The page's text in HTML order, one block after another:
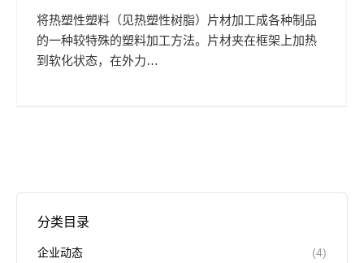
将热塑性塑料（见热塑性树脂）片材加工成各种制品
的一种较特殊的塑料加工方法。片材夹在框架上加热
到软化状态，在外力…
分类目录
企业动态 (4)